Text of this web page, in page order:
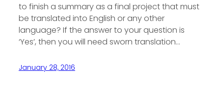
to finish a summary as a final project that must
be translated into English or any other
language? If the answer to your question is
‘Yes’, then you will need sworn translation…
January 28, 2016